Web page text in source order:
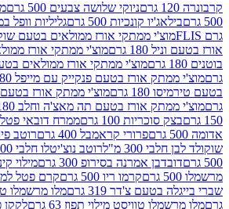
ניוקי שלושה צבעים 500 גרם
מיני ניוקי 500 גרם
קונכיות 500 גרם
ממתקי אורז ממולאים בטעם שוקולד 180 גרם
גרם
מוצ'י ממתקי אורז ממולאים
אורז בטעם פנקייק עם מייפל 180 גרם
מוצ'י
גרם
אורז בטעם תה מאצ'ה וחלב 180 גרם
סוכריות 100 גרם
ממרח דובאי פטל חלבי 500 גרם
פרורי קראמבל 400 גרם
רוטב פירות יער 300 מ"ל
300 מ"ל
רוטב נוצ'יטלו חלבי 300 מ"ל
מלית
אמרנה בסירופ 300 גרם
מילוי קינמון 500 גרם
קרמו ריו 500 גרם
קרם פטל למילוי מקרון 500 ג'
צ'דר 319 גרם
טוויסט מילוי תפוז 63 גרם
לקקן פיןפופ-